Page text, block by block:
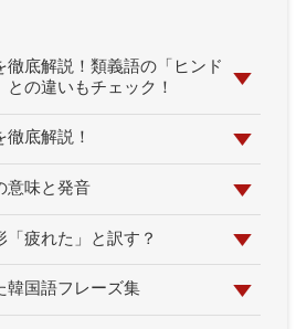
徹底解説！類義語の「ヒンド
との違いもチェック！
底解説！
意味と発音
「疲れた」と訳す？
韓国語フレーズ集